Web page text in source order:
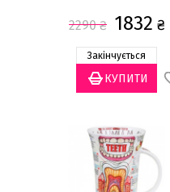
2290₴ 1832 ₴
Закінчується